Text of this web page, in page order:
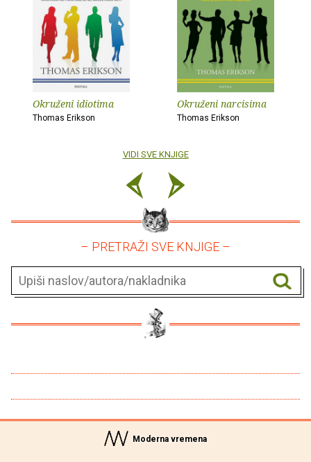
Okruženi idiotima
Thomas Erikson
Okruženi narcisima
Thomas Erikson
VIDI SVE KNJIGE
– PRETRAŽI SVE KNJIGE –
Moderna vremena